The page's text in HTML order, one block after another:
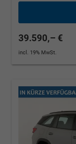
39.590,– €
incl. 19% MwSt.